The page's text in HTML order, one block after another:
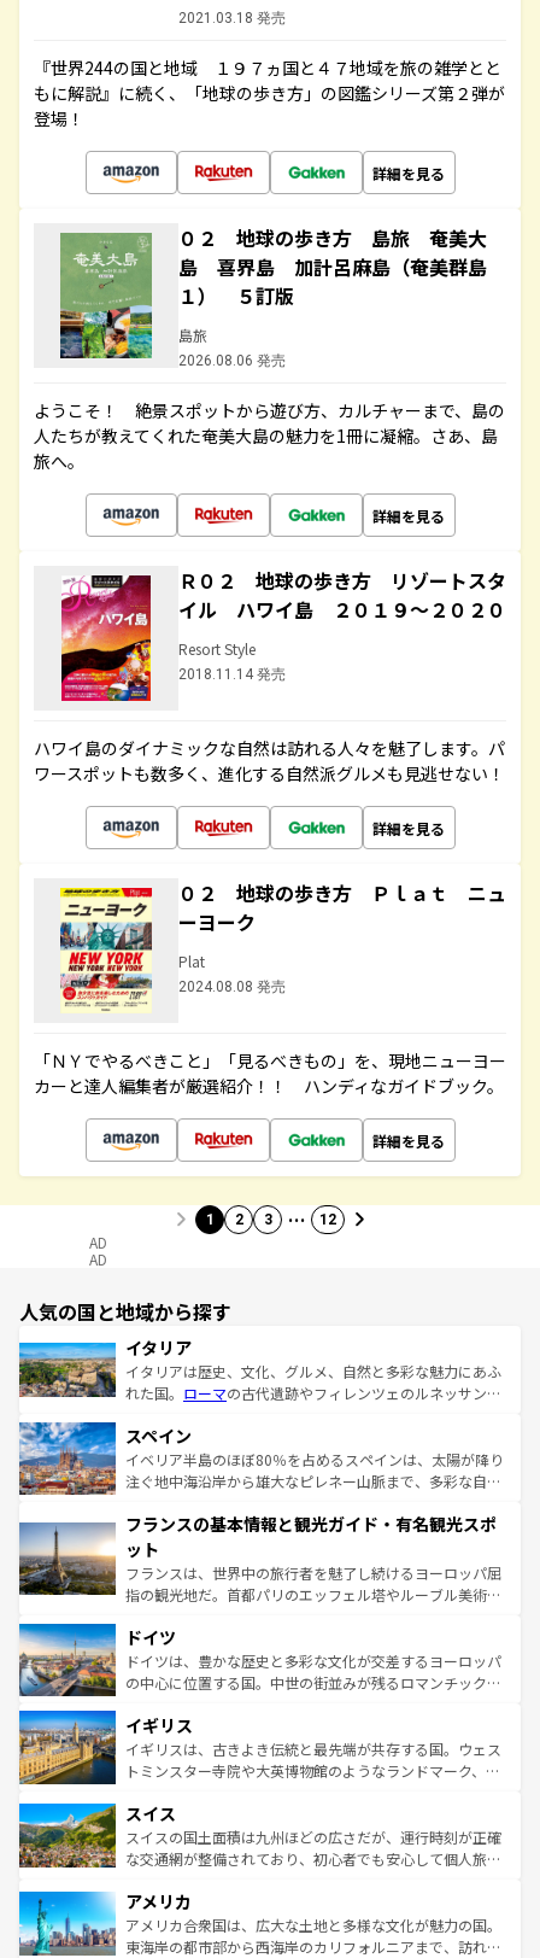
2021.03.18 発売
『世界244の国と地域 １９７ヵ国と４７地域を旅の雑学とと
もに解説』に続く、「地球の歩き方」の図鑑シリーズ第２弾が
登場！
詳細を見る
０２ 地球の歩き方 島旅 奄美大
島 喜界島 加計呂麻島（奄美群島
１） ５訂版
島旅
2026.08.06 発売
ようこそ！ 絶景スポットから遊び方、カルチャーまで、島の
人たちが教えてくれた奄美大島の魅力を1冊に凝縮。さあ、島
旅へ。
詳細を見る
Ｒ０２ 地球の歩き方 リゾートスタ
イル ハワイ島 ２０１９～２０２０
Resort Style
2018.11.14 発売
ハワイ島のダイナミックな自然は訪れる人々を魅了します。パ
ワースポットも数多く、進化する自然派グルメも見逃せない！
詳細を見る
０２ 地球の歩き方 Ｐｌａｔ ニュ
ーヨーク
Plat
2024.08.08 発売
「ＮＹでやるべきこと」「見るべきもの」を、現地ニューヨー
カーと達人編集者が厳選紹介！！ ハンディなガイドブック。
詳細を見る
1 2 3 … 12
AD
AD
人気の国と地域から探す
イタリア
イタリアは歴史、文化、グルメ、自然と多彩な魅力にあふ
れた国。 ローマの古代遺跡やフィレンツェのルネッサンス
ろん、トスカーナの美しい田園風景やアマルフィ海岸の絶
景など、自然景観も見逃せない。観光の合間には、本場の
ピザやパスタなど、絶品のイタリア料理を堪能することも
ませてくれるイタリアで、忘れられない旅をしてみよう！
なお、新着のイタリア情報は
しい。
スペイン
イベリア半島のほぼ80％を占めるスペインは、太陽が降り
注ぐ地中海沿岸から雄大なピレネー山脈まで、多彩な自然
文化が根付くこの国では、情熱的なフラメンコ、熱気あふ
れる闘牛、そして美味しいタパスが生活の一部となってい
る。首都マドリードの洗練された雰囲気や、バルセロナの
アートに溢れた街角から、地方では古代ローマ遺跡や中世
せる。地方によって風土や気候が異なるスペインはその個
性で訪れる人を魅了する。 なお、新着のスペイン情報は コ
ンテンツ一覧を参照してほしい。
フランスの基本情報と観光ガイド・有名観光スポ
ット
フランスは、世界中の旅行者を魅了し続けるヨーロッパ屈
指の観光地だ。首都パリのエッフェル塔やルーブル美術館
で、幅広い魅力が詰まっている。華麗な宮殿、歴史的な大
聖堂、美しいビーチ、そして豊かな自然が、訪れる者を心
から魅了する。また、フランスは美食の国としても知ら
いる。シャンパンの発祥地であるランス、プロヴァンスの
香り高いラベンダー畑など、多彩な楽しみ方が可能だ。さ
らに、パリ以外の地域にも魅力が溢れており、どの街角に
れる地方に足を運ぶとそれぞれで全く異なる文化を体験で
きるだろう。 なお、新着のフランス情報はコンテンツ一覧
を参照してほしい。
ドイツ
ドイツは、豊かな歴史と多彩な文化が交差するヨーロッパ
の中心に位置する国。中世の街並みが残るロマンチック街
顔を持つこの国は、どこを歩いても飽きることがない。ベ
ルリンの文化的活気、バイエルン州のアルプスの絶景、そ
してライン川沿いのワイン畑といった風景は必見。ビール
は、お酒好きな人にはぜひ体験してほしい。 なお、新着の
ドイツ情報はコンテンツ一覧を参照してほしい。
イギリス
イギリスは、古きよき伝統と最先端が共存する国。ウェス
トミンスター寺院や大英博物館のようなランドマーク、歴
リアごとに異なる魅力がある。また、優雅なアフタヌーン
ティー、ビール好きにはたまらない英国パブ、サッカー観
戦など、本場だからこそできる体験も豊富。イギリスを旅
ンツ一覧を参照してほしい。
スイス
スイスの国土面積は九州ほどの広さだが、運行時刻が正確
な交通網が整備されており、初心者でも安心して個人旅行
の建物がそのまま残る町や、スイスならではのユニークな
博物館もあり、アルプス観光だけでなく町歩きも満喫する
ことができる。国民の所得が高いため物価も高いが、旅行
アメリカ
アメリカ合衆国は、広大な土地と多様な文化が魅力の国。
東海岸の都市部から西海岸のカリフォルニアまで、訪れる